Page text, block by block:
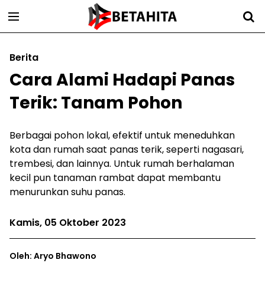
Berita
Cara Alami Hadapi Panas
Terik: Tanam Pohon
Berbagai pohon lokal, efektif untuk meneduhkan
kota dan rumah saat panas terik, seperti nagasari,
trembesi, dan lainnya. Untuk rumah berhalaman
kecil pun tanaman rambat dapat membantu
menurunkan suhu panas.
Kamis, 05 Oktober 2023
Oleh: Aryo Bhawono